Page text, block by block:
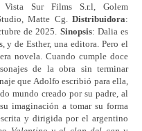
Vista Sur Films S.r.l, Golem
Matte Cg. Distribuidora:
de 2025. Sinopsis: Dalia es
y de Esther, una editora. Pero el
novela. Cuando cumple doce
de la obra sin terminar
que Adolfo escribió para ella,
mundo creado por su padre, al
imaginación a tomar su forma
y dirigida por el argentino